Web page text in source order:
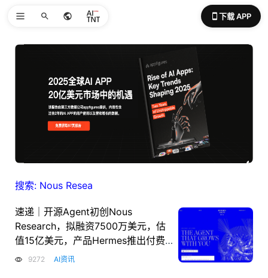
下载 APP
搜索: Nous Resea
速递｜开源Agent初创Nous
Research，拟融资7500万美元，估
值15亿美元，产品Hermes推出付费
云托管版本
9272 AI资讯